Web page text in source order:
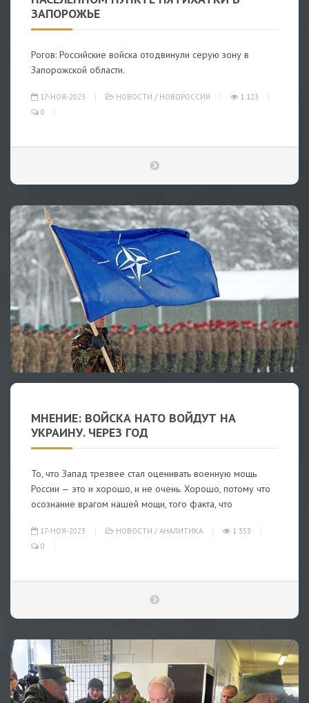
ЗАПОРОЖЬЕ
Рогов: Российские войска отодвинули серую зону в
Запорожской области.
17-НОЯ-2023 НОВОСТИ / НОВОРОССИЯ
1 123
0
МНЕНИЕ: ВОЙСКА НАТО ВОЙДУТ НА
УКРАИНУ. ЧЕРЕЗ ГОД
То, что Запад трезвее стал оценивать военную мощь
России — это и хорошо, и не очень. Хорошо, потому что
осознание врагом нашей мощи, того факта, что
17-НОЯ-2023 НОВОСТИ / АНАЛИТИКА
1 353
0